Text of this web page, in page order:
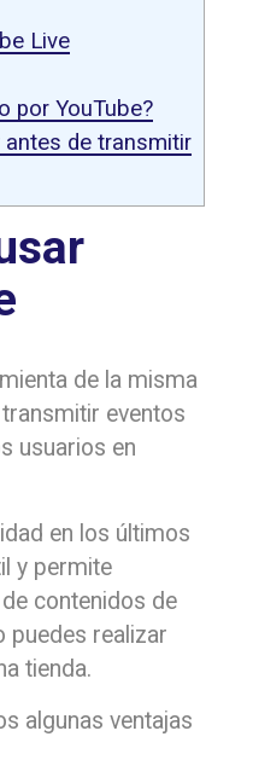
Live
por YouTube?
de transmitir
de la misma
eventos
usuarios en
en los últimos
y permite
contenidos de
puedes realizar
tienda.
algunas ventajas